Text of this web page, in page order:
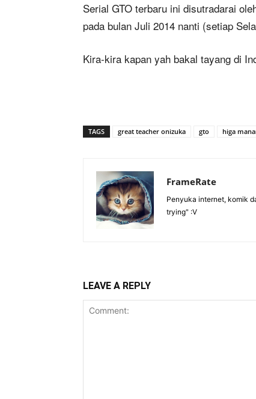
Serial GTO terbaru ini disutradarai
pada bulan Juli 2014 nanti (setiap
Kira-kira kapan yah bakal tayang di
TAGS great teacher onizuka gto higa
FrameRate
Penyuka internet, komik
trying" :V
LEAVE A REPLY